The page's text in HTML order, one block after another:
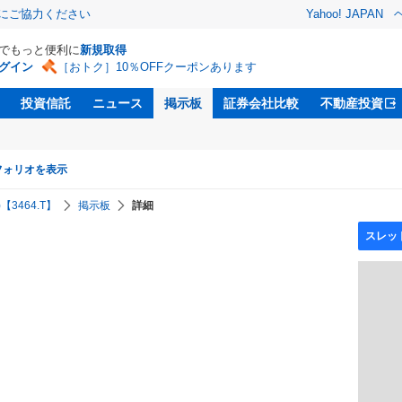
ご協力ください Yahoo! JAPAN
もっと便利に新規取得
イン
［おトク］10％OFFクーポンあります
投資信託 ニュース 掲示板 証券会社比較 不動産投資
リオを表示
3464.T】 掲示板 詳細